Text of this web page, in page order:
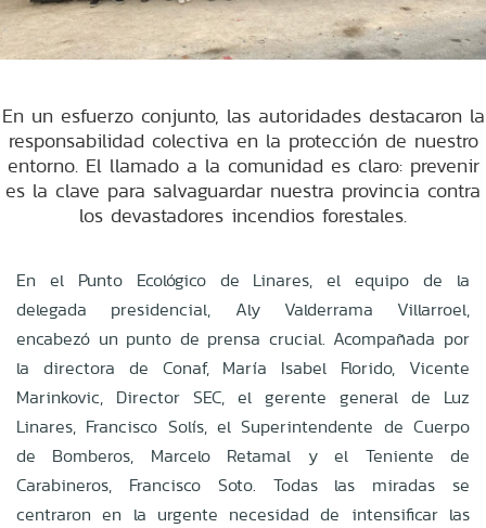
En un esfuerzo conjunto, las autoridades destacaron la
responsabilidad colectiva en la protección de nuestro
entorno. El llamado a la comunidad es claro: prevenir
es la clave para salvaguardar nuestra provincia contra
los devastadores incendios forestales.
En el Punto Ecológico de Linares, el equipo de la
delegada presidencial, Aly Valderrama Villarroel,
encabezó un punto de prensa crucial. Acompañada por
la directora de Conaf, María Isabel Florido, Vicente
Marinkovic, Director SEC, el gerente general de Luz
Linares, Francisco Solís, el Superintendente de Cuerpo
de Bomberos, Marcelo Retamal y el Teniente de
Carabineros, Francisco Soto. Todas las miradas se
centraron en la urgente necesidad de intensificar las